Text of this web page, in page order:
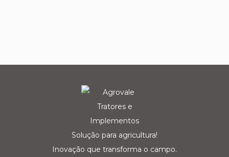
Solução para agricultura!
Inovação que transforma o campo.